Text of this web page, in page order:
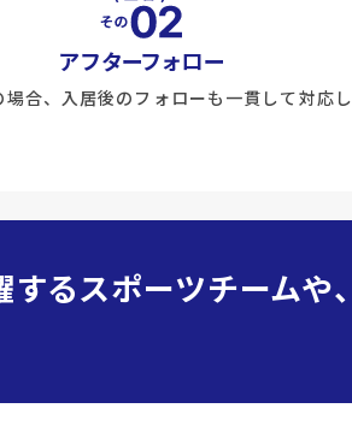
アフターフォロー
場合、入居後のフォローも一貫して対応し
るスポーツチームや、